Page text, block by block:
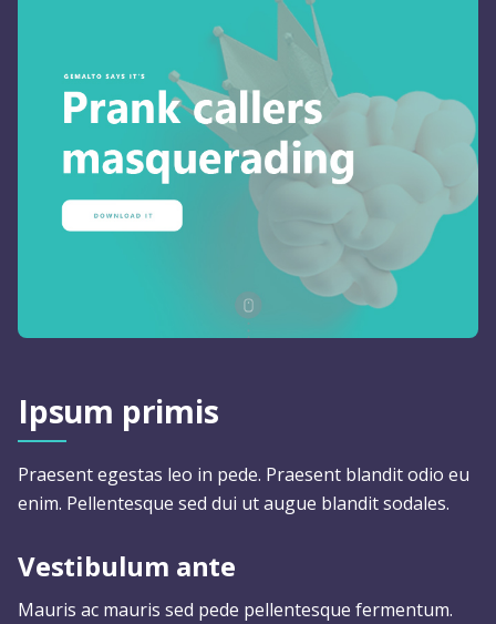
Ipsum primis
Praesent egestas leo in pede. Praesent blandit odio eu
enim. Pellentesque sed dui ut augue blandit sodales.
Vestibulum ante
Mauris ac mauris sed pede pellentesque fermentum.